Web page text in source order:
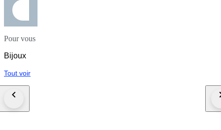
Pour vous
Bijoux
Tout voir